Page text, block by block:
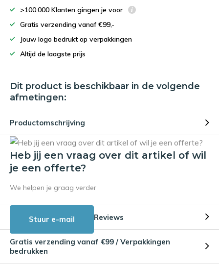
>100.000 Klanten gingen je voor
Gratis verzending vanaf €99,-
Jouw logo bedrukt op verpakkingen
Altijd de laagste prijs
Dit product is beschikbaar in de volgende
afmetingen:
Productomschrijving
Heb jij een vraag over dit artikel of wil
je een offerte?
We helpen je graag verder
Stuur e-mail Reviews
Gratis verzending vanaf €99 / Verpakkingen
bedrukken